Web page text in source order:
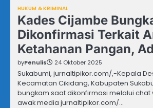
HUKUM & KRIMINAL
Kades Cijambe
Dikonfirmasi Terkait
Ketahanan Pangan,
byPenulis 24 Oktober 2025
Sukabumi, jurnaltipikor.com/,-Kepala
Kecamatan Cikidang, Kabupaten
bungkam saat dikonfirmasi melalui
awak media jurnaltipikor.com/…